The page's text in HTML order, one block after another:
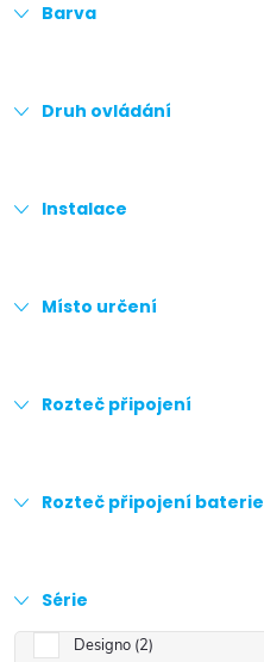
Barva
Druh ovládání
Instalace
Místo určení
Rozteč připojení
Rozteč připojení baterie
Série
Designo 2